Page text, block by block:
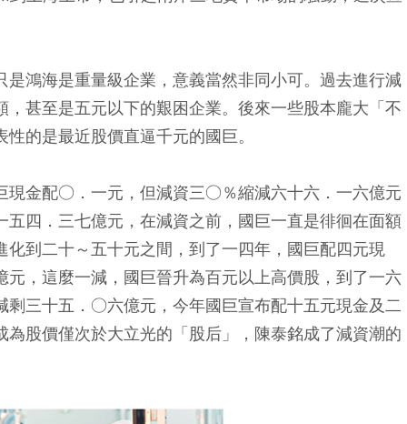
鴻海是重量級企業，意義當然非同小可。過去進行減
甚至是五元以下的艱困企業。後來一些股本龐大「不
的是最近股價直逼千元的國巨。
現金配○．一元，但減資三○％縮減六十六．一六億元
四．三七億元，在減資之前，國巨一直是徘徊在面額
到二十～五十元之間，到了一四年，國巨配四元現
，這麼一減，國巨晉升為百元以上高價股，到了一六
剩三十五．○六億元，今年國巨宣布配十五元現金及二
股價僅次於大立光的「股后」，陳泰銘成了減資潮的